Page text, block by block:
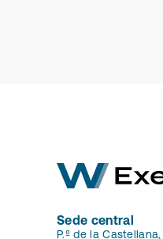
Sede central
P.º de la